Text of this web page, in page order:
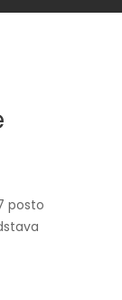
posto